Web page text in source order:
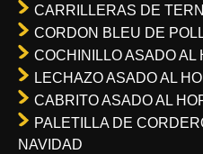
CARRILLERAS DE
CORDON BLEU DE
COCHINILLO ASADO AL
LECHAZO ASADO AL
CABRITO ASADO AL
PALETILLA DE
NAVIDAD